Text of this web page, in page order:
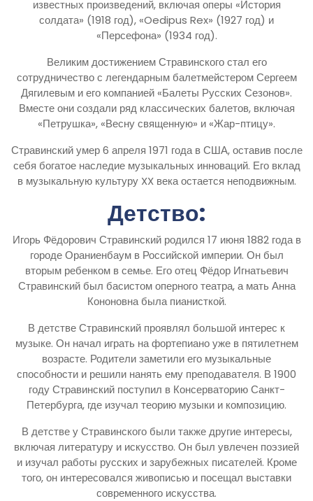
известных произведений, включая оперы «История
солдата» (1918 год), «Oedipus Rex» (1927 год) и
«Персефона» (1934 год).
Великим достижением Стравинского стал его
сотрудничество с легендарным балетмейстером Сергеем
Дягилевым и его компанией «Балеты Русских Сезонов».
Вместе они создали ряд классических балетов, включая
«Петрушка», «Весну священную» и «Жар-птицу».
Стравинский умер 6 апреля 1971 года в США, оставив после
себя богатое наследие музыкальных инноваций. Его вклад
в музыкальную культуру XX века остается неподвижным.
Детство:
Игорь Фёдорович Стравинский родился 17 июня 1882 года в
городе Ораниенбаум в Российской империи. Он был
вторым ребенком в семье. Его отец Фёдор Игнатьевич
Стравинский был басистом оперного театра, а мать Анна
Кононовна была пианисткой.
В детстве Стравинский проявлял большой интерес к
музыке. Он начал играть на фортепиано уже в пятилетнем
возрасте. Родители заметили его музыкальные
способности и решили нанять ему преподавателя. В 1900
году Стравинский поступил в Консерваторию Санкт-
Петербурга, где изучал теорию музыки и композицию.
В детстве у Стравинского были также другие интересы,
включая литературу и искусство. Он был увлечен поэзией
и изучал работы русских и зарубежных писателей. Кроме
того, он интересовался живописью и посещал выставки
современного искусства.